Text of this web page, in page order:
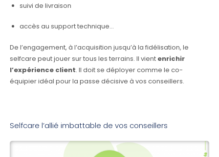
suivi de livraison
accès au support technique…
De l’engagement, à l’acquisition jusqu’à la fidélisation, le
selfcare peut jouer sur tous les terrains. Il vient enrichir
l’expérience client. Il doit se déployer comme le co-
équipier idéal pour la passe décisive à vos conseillers.
Selfcare l’allié imbattable de vos conseillers